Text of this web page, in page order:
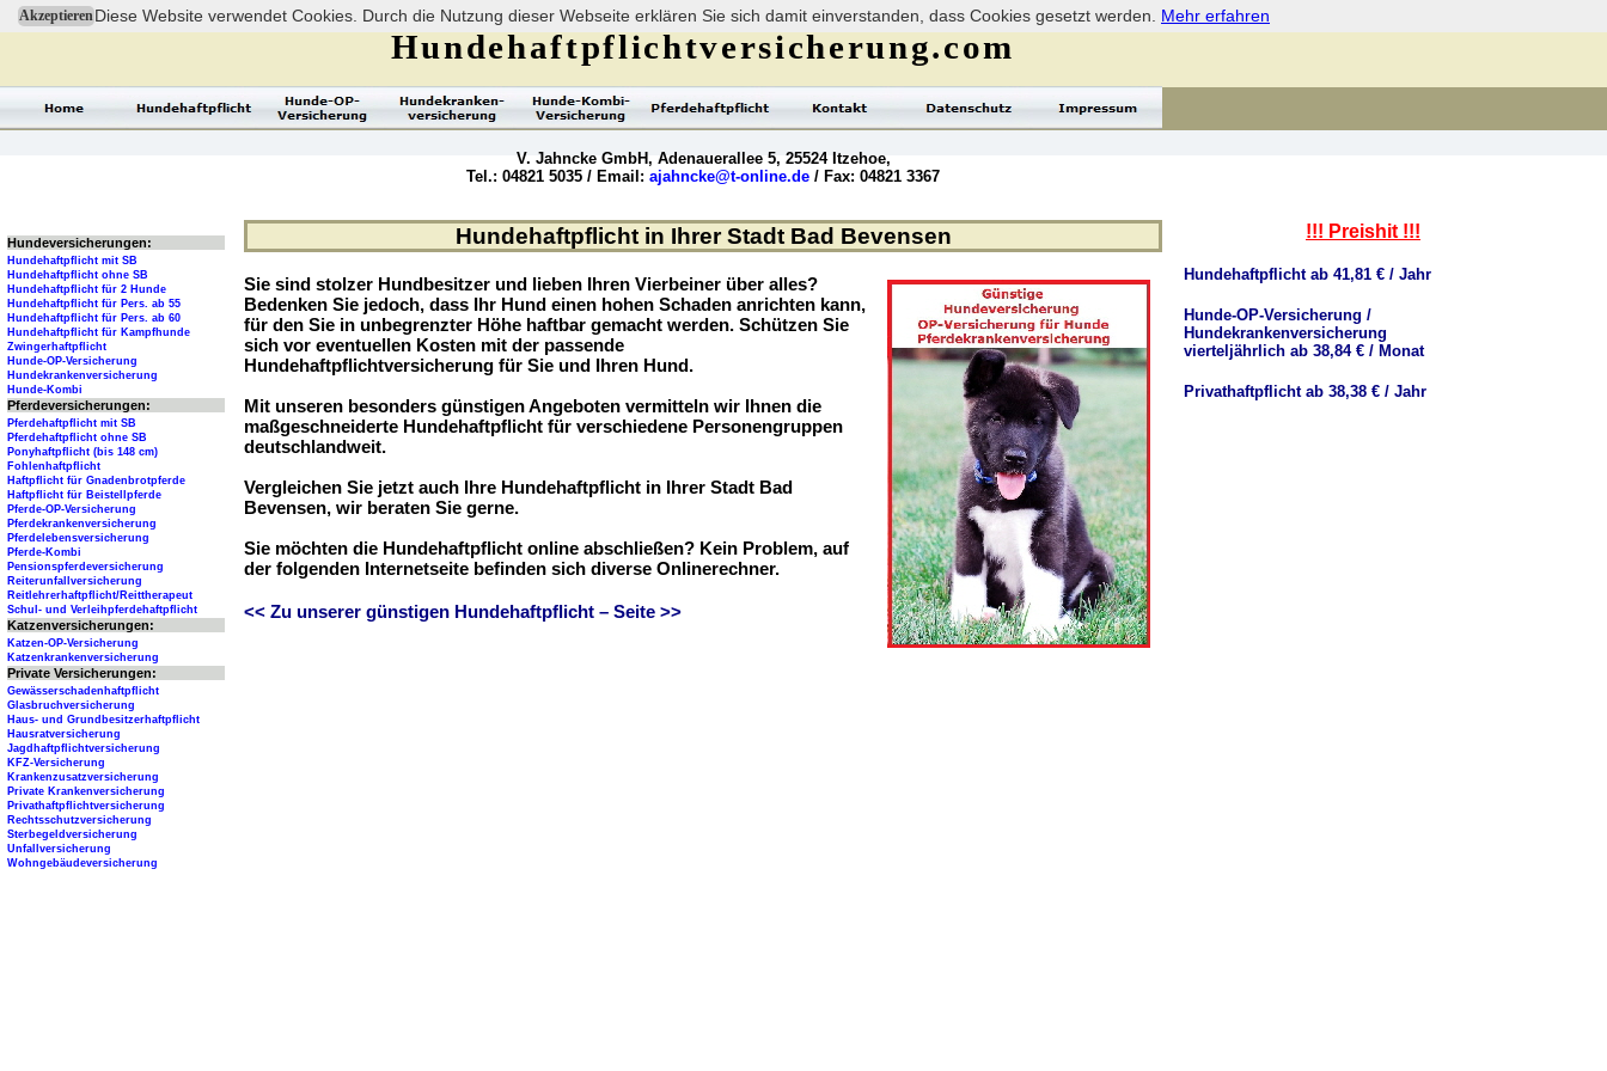
AkzeptierenDiese Website verwendet Cookies. Durch die Nutzung dieser Webseite erklären Sie sich damit einverstanden, dass Cookies gesetzt werden. Mehr erfahren
Hundehaftpflicht in Ihrer Stadt Bad Bevensen
Sie sind stolzer Hundbesitzer und lieben Ihren Vierbeiner über alles?
Bedenken Sie jedoch, dass Ihr Hund einen hohen Schaden anrichten kann,
für den Sie in unbegrenzter Höhe haftbar gemacht werden. Schützen Sie
sich vor eventuellen Kosten mit der passende
Hundehaftpflichtversicherung für Sie und Ihren Hund.
Mit unseren besonders günstigen Angeboten vermitteln wir Ihnen die
maßgeschneiderte Hundehaftpflicht für verschiedene Personengruppen
deutschlandweit.
Vergleichen Sie jetzt auch Ihre Hundehaftpflicht in Ihrer Stadt Bad
Bevensen, wir beraten Sie gerne.
Sie möchten die Hundehaftpflicht online abschließen? Kein Problem, auf
der folgenden Internetseite befinden sich diverse Onlinerechner.
<< Zu unserer günstigen Hundehaftpflicht – Seite >>
Hundehaftpflichtversicherung.com
V. Jahncke GmbH, Adenauerallee 5, 25524 Itzehoe,
Tel.: 04821 5035 / Email: ajahncke@t-online.de / Fax: 04821 3367
!!! Preishit !!!
Hundehaftpflicht ab 41,81 € / Jahr
Hunde-OP-Versicherung /
Hundekrankenversicherung
vierteljährlich ab 38,84 € / Monat
Privathaftpflicht ab 38,38 € / Jahr
Hundeversicherungen:
Hundehaftpflicht mit SB
Hundehaftpflicht ohne SB
Hundehaftpflicht für 2 Hunde
Hundehaftpflicht für Pers. ab 55
Hundehaftpflicht für Pers. ab 60
Hundehaftpflicht für Kampfhunde
Zwingerhaftpflicht
Hunde-OP-Versicherung
Hundekrankenversicherung
Hunde-Kombi
Pferdeversicherungen:
Pferdehaftpflicht mit SB
Pferdehaftpflicht ohne SB
Ponyhaftpflicht (bis 148 cm)
Fohlenhaftpflicht
Haftpflicht für Gnadenbrotpferde
Haftpflicht für Beistellpferde
Pferde-OP-Versicherung
Pferdekrankenversicherung
Pferdelebensversicherung
Pferde-Kombi
Pensionspferdeversicherung
Reiterunfallversicherung
Reitlehrerhaftpflicht/Reittherapeut
Schul- und Verleihpferdehaftpflicht
Katzenversicherungen:
Katzen-OP-Versicherung
Katzenkrankenversicherung
Private Versicherungen:
Gewässerschadenhaftpflicht
Glasbruchversicherung
Haus- und Grundbesitzerhaftpflicht
Hausratversicherung
Jagdhaftpflichtversicherung
KFZ-Versicherung
Krankenzusatzversicherung
Private Krankenversicherung
Privathaftpflichtversicherung
Rechtsschutzversicherung
Sterbegeldversicherung
Unfallversicherung
Wohngebäudeversicherung